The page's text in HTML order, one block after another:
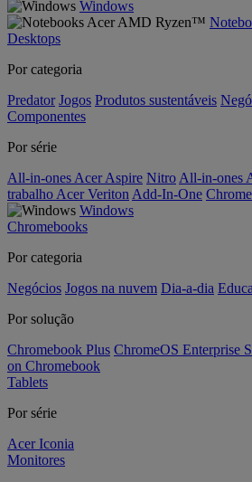
Windows
Desktops
Por categoria
Predator Jogos Produtos sustentáveis
Componentes
Por série
All-in-ones Acer Aspire Nitro All-in-ones
trabalho Acer Veriton Add-In-One
Windows
Chromebooks
Por categoria
Negócios Jogos na nuvem Dia-a-dia
Por solução
Chromebook Plus ChromeOS Enterprise
on Chromebook
Tablets
Por série
Acer Iconia
Monitores